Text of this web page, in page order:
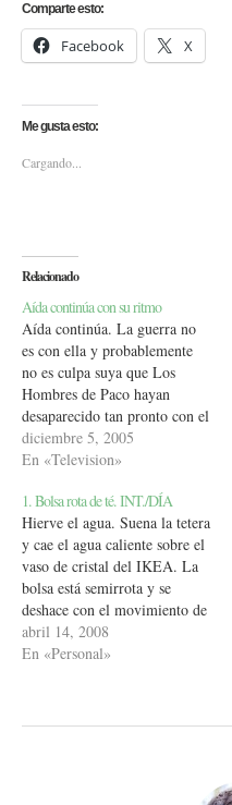
Comparte esto:
Facebook X
Me gusta esto:
Cargando...
Relacionado
Aída continúa con su ritmo
Aída continúa. La guerra no
es con ella y probablemente
no es culpa suya que Los
Hombres de Paco hayan
desaparecido tan pronto con el
éxito que han tenido. Ella ya
estaba los domingos. Antes del
Paco que producen también
Globomedia, los cuáles ya
estaban…
diciembre 5, 2005
En «Television»
1. Bolsa rota de té. INT./DÍA
Hierve el agua. Suena la tetera
y cae el agua caliente sobre el
vaso de cristal del IKEA. La
bolsa está semirrota y se
deshace con el movimiento de
la cucharilla. Los cristales del
azucar hacen de pequeños
abril 14, 2008
En «Personal»